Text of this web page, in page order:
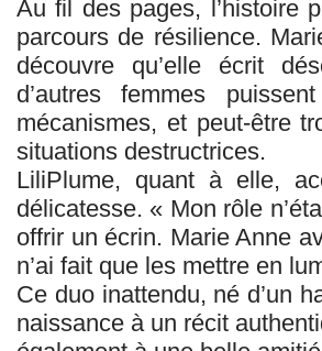
Au fil des pages, l’histoire
parcours de résilience.
découvre qu’elle écrit
d’autres femmes
mécanismes, et peut‑être
situations destructrices.
LiliPlume, quant à elle,
délicatesse. « Mon rôle
offrir un écrin. Marie Anne
n’ai fait que les mettre en
Ce duo inattendu, né d’un
naissance à un récit